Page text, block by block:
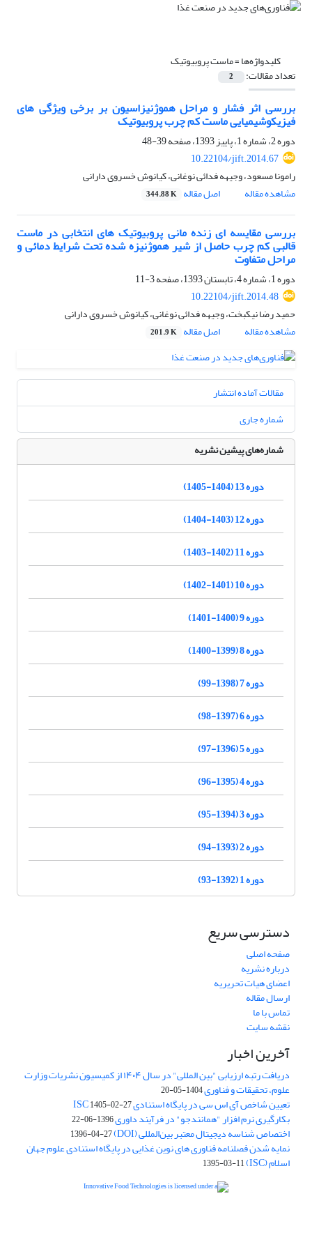
کلیدواژه‌ها =ماست پروبیوتیک
تعداد مقالات: 2
بررسی اثر فشار و مراحل هموژنیزاسیون بر برخی ویژگی های
فیزیکوشیمیایی ماست کم چرب پروبیوتیک
دوره 2، شماره 1، پاییز 1393، صفحه
39-48
10.22104/jift.2014.67
رامونا مسعود، وجیهه فدائی نوغانی، کیانوش خسروی دارانی
مشاهده مقاله
اصل مقاله 344.88 K
بررسی مقایسه ای زنده مانی پروبیوتیک های انتخابی در ماست
قالبی کم چرب حاصل از شیر هموژنیزه شده تحت شرایط دمائی و
مراحل متفاوت
دوره 1، شماره 4، تابستان 1393، صفحه
3-11
10.22104/jift.2014.48
حمید رضا نیکبخت، وجیهه فدائی نوغانی، کیانوش خسروی دارانی
مشاهده مقاله
اصل مقاله 201.9 K
مقالات آماده انتشار
شماره جاری
شماره‌های پیشین نشریه
دوره 13 (1404-1405)
دوره 12 (1403-1404)
دوره 11 (1402-1403)
دوره 10 (1401-1402)
دوره 9 (1400-1401)
دوره 8 (1399-1400)
دوره 7 (1398-99)
دوره 6 (1397-98)
دوره 5 (1396-97)
دوره 4 (1395-96)
دوره 3 (1394-95)
دوره 2 (1393-94)
دوره 1 (1392-93)
دسترسی سریع
صفحه اصلی
درباره نشریه
اعضای هیات تحریریه
ارسال مقاله
تماس با ما
نقشه سایت
آخرین اخبار
دریافت رتبه ارزیابی "بین المللی" در سال ۱۴۰۴ از کمیسیون نشریات وزارت
علوم، تحقیقات و فناوری1404-05-20
تعیین شاخص آی اس سی در پایگاه استنادی ISC1405-02-27
بکارگیری نرم افزار "همانندجو" در فرآیند داوری1396-06-22
اختصاص شناسه دیجیتال معتبر بین‌المللی (DOI) 1396-04-27
نمایه شدن فصلنامه فناوری های نوین غذایی در پایگاه استنادی علوم جهان
اسلام (ISC) 1395-03-11